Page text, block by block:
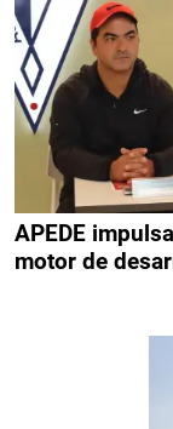
APEDE
motor de